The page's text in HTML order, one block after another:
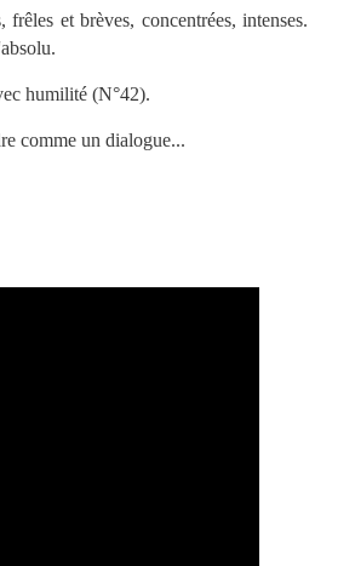
et brèves, concentrées, intenses.
humilité (N°42).
comme un dialogue...